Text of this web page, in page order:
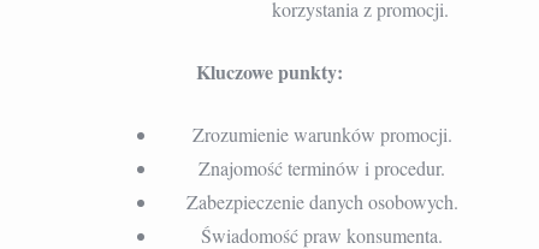
korzystania z promocji.
Kluczowe punkty:
Zrozumienie warunków promocji.
Znajomość terminów i procedur.
Zabezpieczenie danych osobowych.
Świadomość praw konsumenta.